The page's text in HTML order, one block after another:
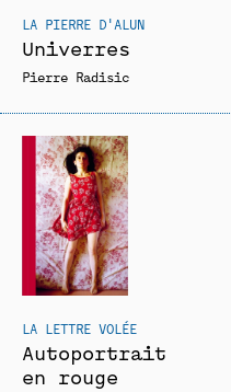
LA PIERRE D'ALUN
Univerres
Pierre Radisic
LA LETTRE VOLÉE
Autoportrait
en rouge